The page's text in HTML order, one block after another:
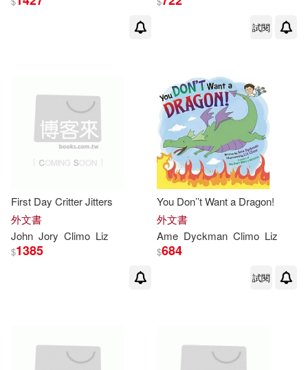
試閱
First Day Critter Jitters
外文書
John Jory Climo Liz
$1385
You Don’’t Want a Dragon!
外文書
Ame Dyckman Climo Liz
$684
試閱